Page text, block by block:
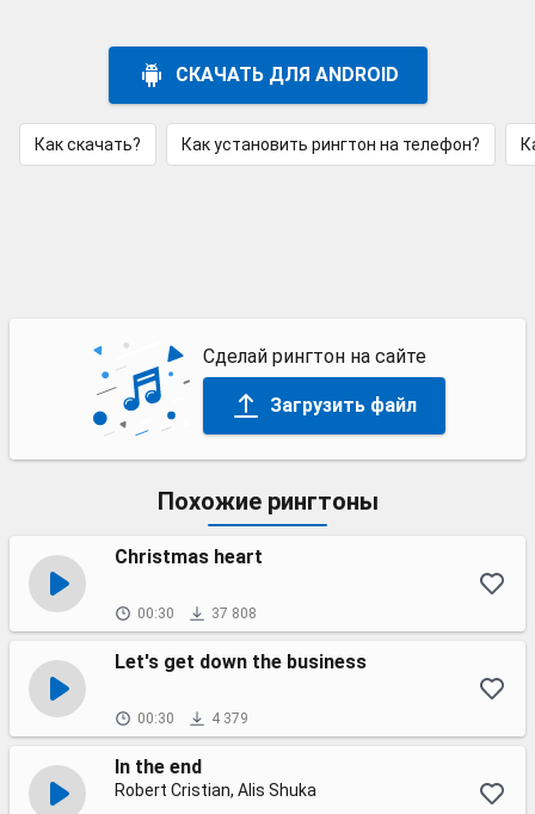
СКАЧАТЬ ДЛЯ ANDROID
Как скачать? Как установить рингтон на телефон?
Сделай рингтон на сайте
Загрузить файл
Похожие рингтоны
Christmas heart
00:30 37 808
Let's get down the business
00:30 4 379
In the end
Robert Cristian, Alis Shuka